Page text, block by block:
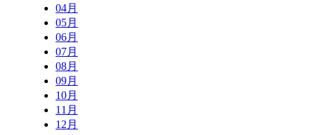
04月
05月
06月
07月
08月
09月
10月
11月
12月